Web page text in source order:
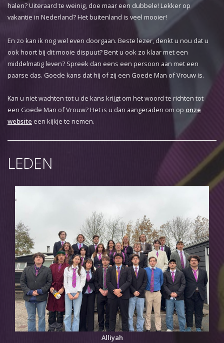
halen? Uiteraard te weinig, doe maar een dubbele! Lekker op
vakantie in Nederland? Het buitenland is veel mooier!
En zo kan ik nog wel even doorgaan. Beste lezer, denkt u nou dat u
ook hoort bij dit mooie dispuut? Bent u ook zo klaar met een
middelmatig leven? Spreek dan eens een persoon aan met een
paarse das. Goede kans dat hij of zij een Goede Man of Vrouw is.
Kan u niet wachten tot u de kans krijgt om het woord te richten tot
een Goede Man of Vrouw? Het is u dan aangeraden om op onze
website een kijkje te nemen.
LEDEN
Alliyah